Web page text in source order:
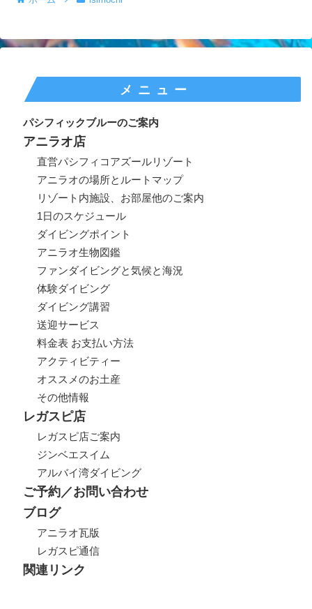
メニュー
パシフィックブルーのご案内
アニラオ店
直営パシフィコアズールリゾート
アニラオの場所とルートマップ
リゾート内施設、お部屋他のご案内
1日のスケジュール
ダイビングポイント
アニラオ生物図鑑
ファンダイビングと気候と海況
体験ダイビング
ダイビング講習
送迎サービス
料金表 お支払い方法
アクティビティー
オススメのお土産
その他情報
レガスピ店
レガスピ店ご案内
ジンベエスイム
アルバイ湾ダイビング
ご予約／お問い合わせ
ブログ
アニラオ瓦版
レガスピ通信
関連リンク